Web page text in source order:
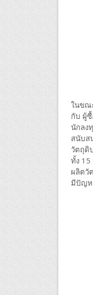
ในขณ
กับ ผู้ซื้
นักลง
สนับส
วัตถุดิ
ทั้ง
ผลิตวั
มีปัญห